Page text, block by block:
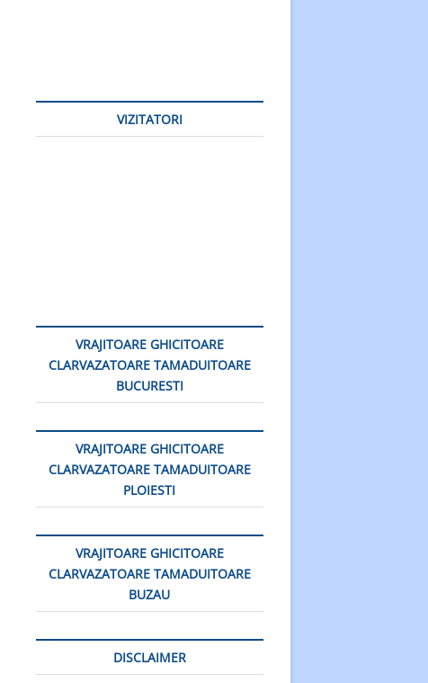
VIZITATORI
VRAJITOARE GHICITOARE
CLARVAZATOARE TAMADUITOARE
BUCURESTI
VRAJITOARE GHICITOARE
CLARVAZATOARE TAMADUITOARE
PLOIESTI
VRAJITOARE GHICITOARE
CLARVAZATOARE TAMADUITOARE
BUZAU
DISCLAIMER